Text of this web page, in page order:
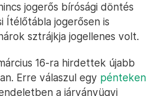
jogerős bírósági döntés
Ítélőtábla jogerősen is
sztrájkja jogellenes volt.
16-ra hirdettek újabb
Erre válaszul egy pénteken
a járványügyi